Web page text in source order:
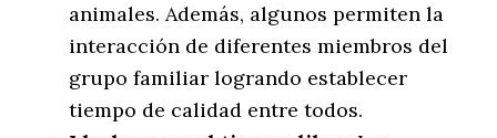
animales. Además, algunos permiten la
interacción de diferentes miembros del
grupo familiar logrando establecer
tiempo de calidad entre todos.